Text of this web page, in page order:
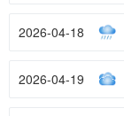
2026-04-18
2026-04-19